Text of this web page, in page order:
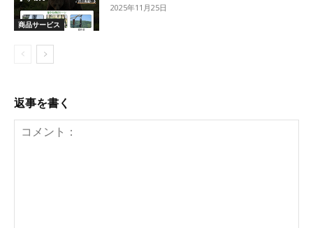
商品サービス
2025年11月25日
返事を書く